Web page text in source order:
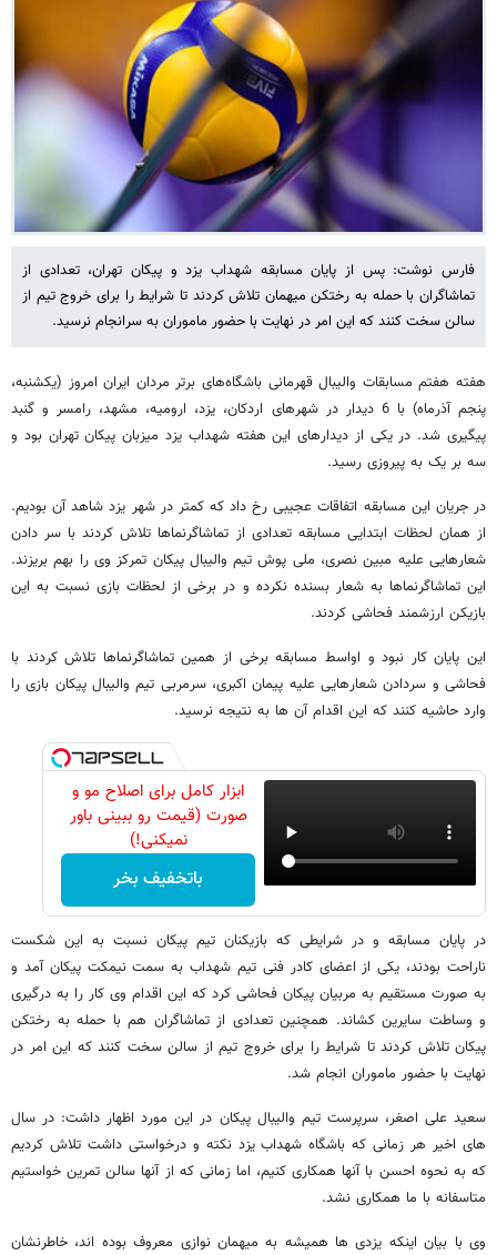
فارس نوشت: پس از پایان مسابقه شهداب یزد و پیکان تهران، تعدادی از
تماشاگران با حمله به رختکن میهمان تلاش کردند تا شرایط را برای خروج تیم از
سالن سخت کنند که این امر در نهایت با حضور ماموران به سرانجام نرسید.
هفته هفتم مسابقات والیبال قهرمانی باشگاه‌های برتر مردان ایران امروز (یکشنبه،
پنجم آذرماه) با 6 دیدار در شهرهای اردکان، یزد، ارومیه، مشهد، رامسر و گنبد
پیگیری شد. در یکی از دیدارهای این هفته شهداب یزد میزبان پیکان تهران بود و
سه بر یک به پیروزی رسید.
در جریان این مسابقه اتفاقات عجیبی رخ داد که کمتر در شهر یزد شاهد آن بودیم.
از همان لحظات ابتدایی مسابقه تعدادی از تماشاگرنماها تلاش کردند با سر دادن
شعارهایی علیه مبین نصری، ملی پوش تیم والیبال پیکان تمرکز وی را بهم بریزند.
این تماشاگرنماها به شعار بسنده نکرده و در برخی از لحظات بازی نسبت به این
بازیکن ارزشمند فحاشی کردند.
این پایان کار نبود و اواسط مسابقه برخی از همین تماشاگرنماها تلاش کردند با
فحاشی و سردادن شعارهایی علیه پیمان اکبری، سرمربی تیم والیبال پیکان بازی را
وارد حاشیه کنند که این اقدام آن ها به نتیجه نرسید.
ابزار کامل برای اصلاح مو و
صورت (قیمت رو ببینی باور
نمیکنی!)
باتخفیف بخر
در پایان مسابقه و در شرایطی که بازیکنان تیم پیکان نسبت به این شکست
ناراحت بودند، یکی از اعضای کادر فنی تیم شهداب به سمت نیمکت پیکان آمد و
به صورت مستقیم به مربیان پیکان فحاشی کرد که این اقدام وی کار را به درگیری
و وساطت سایرین کشاند. همچنین تعدادی از تماشاگران هم با حمله به رختکن
پیکان تلاش کردند تا شرایط را برای خروج تیم از سالن سخت کنند که این امر در
نهایت با حضور ماموران انجام شد.
سعید علی اصغر، سرپرست تیم والیبال پیکان در این مورد اظهار داشت: در سال
های اخیر هر زمانی که باشگاه شهداب یزد نکته و درخواستی داشت تلاش کردیم
که به نحوه احسن با آنها همکاری کنیم، اما زمانی که از آنها سالن تمرین خواستیم
متاسفانه با ما همکاری نشد.
وی با بیان اینکه یزدی ها همیشه به میهمان نوازی معروف بوده اند، خاطرنشان